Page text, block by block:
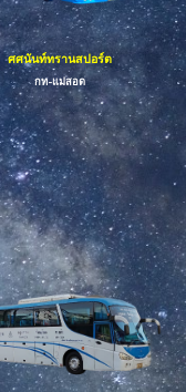
ศศนันท์ทรานสปอร์ต
กท-แม่สอด